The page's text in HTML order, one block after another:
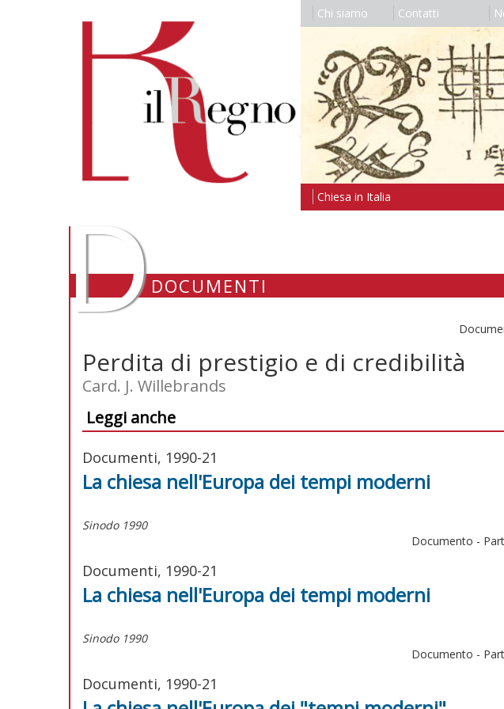
Chi siamo Contatti
Chiesa in Italia
DDOCUMENTI
Perdita di prestigio e di credibilità
Card. J. Willebrands
Leggi anche
Documenti, 1990-21
La chiesa nell'Europa dei tempi moderni
Sinodo 1990
Documento -
Documenti, 1990-21
La chiesa nell'Europa dei tempi moderni
Sinodo 1990
Documento -
Documenti, 1990-21